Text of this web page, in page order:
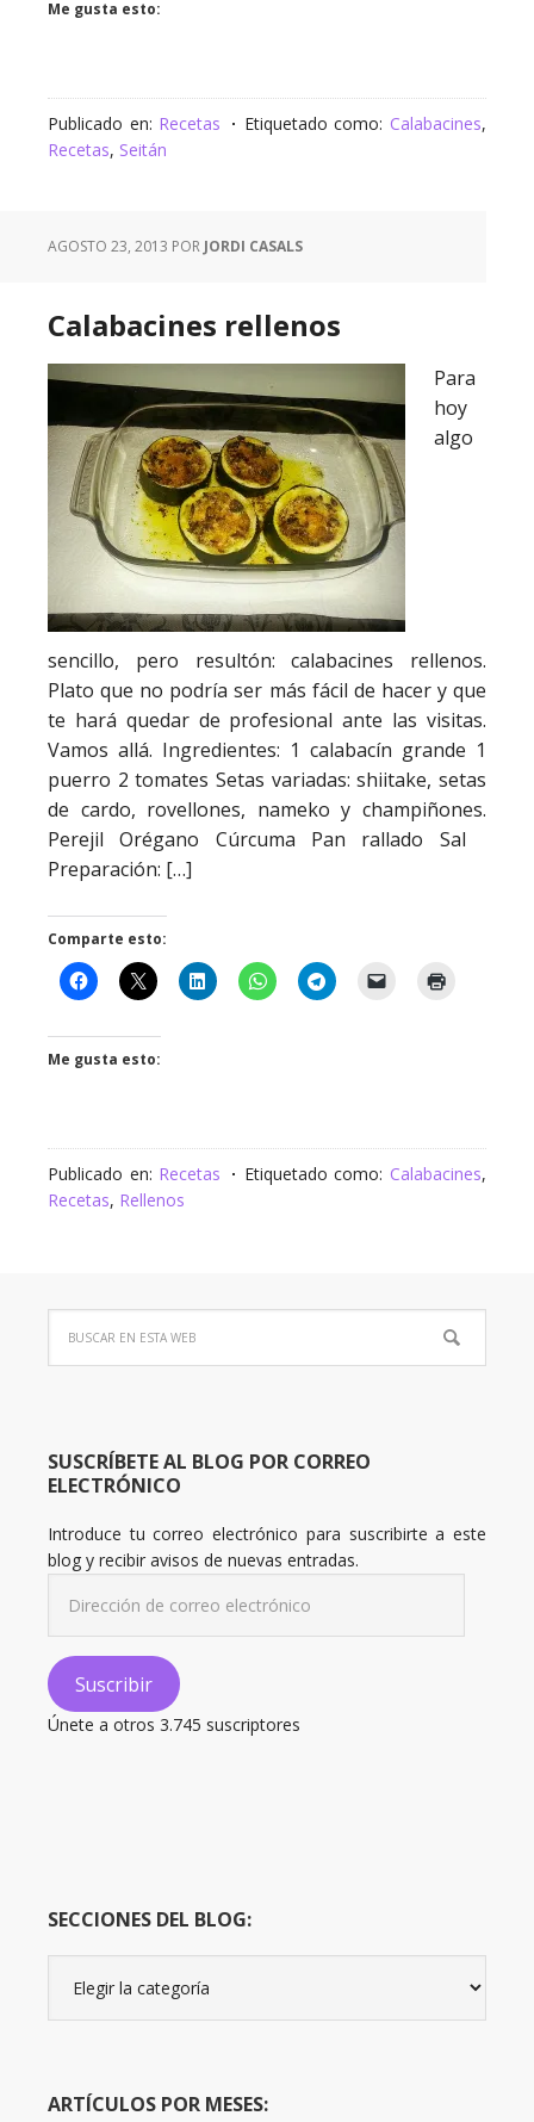
Me gusta esto:
Publicado en: Recetas Etiquetado como: Calabacines,
Recetas, Seitán
AGOSTO 23, 2013 POR JORDI CASALS
Calabacines rellenos
Para
hoy
algo
sencillo, pero resultón: calabacines rellenos.
Plato que no podría ser más fácil de hacer y que
te hará quedar de profesional ante las visitas.
Vamos allá. Ingredientes: 1 calabacín grande 1
puerro 2 tomates Setas variadas: shiitake, setas
de cardo, rovellones, nameko y champiñones.
Perejil Orégano Cúrcuma Pan rallado Sal
Preparación: […]
Comparte esto:
Me gusta esto:
Publicado en: Recetas Etiquetado como: Calabacines,
Recetas, Rellenos
SUSCRÍBETE AL BLOG POR CORREO
ELECTRÓNICO
Introduce tu correo electrónico para suscribirte a este
blog y recibir avisos de nuevas entradas.
correo
electrónico
Suscribir
Únete a otros 3.745 suscriptores
SECCIONES DEL BLOG:
Blog:
ARTÍCULOS POR MESES: